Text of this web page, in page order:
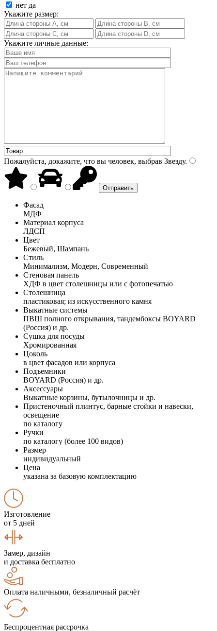
нет да
Укажите размер:
Укажите личные данные:
Пожалуйста, докажите, что вы человек, выбрав Звезду.
Фасад
МДФ
Материал корпуса
ЛДСП
Цвет
Бежевый, Шампань
Стиль
Минимализм, Модерн, Современный
Стеновая панель
ХДФ в цвет столешницы или с фотопечатью
Столешница
пластиковая; из искусственного камня
Выкатные системы
ПВШ полного открывания, тандембоксы BOYARD
(Россия) и др.
Сушка для посуды
Хромированная
Цоколь
в цвет фасадов или корпуса
Подъемники
BOYARD (Россия) и др.
Аксессуары
Выкатные корзины, бутылочницы и др.
Пристеночный плинтус, барные стойки и навески,
освещение
по каталогу
Ручки
по каталогу (более 100 видов)
Размер
индивидуальный
Цена
указана за базовую комплектацию
Изготовление
от 5 дней
Замер, дизайн
и доставка бесплатно
Оплата наличными, безналичный расчёт
Беспроцентная рассрочка